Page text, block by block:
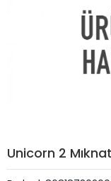
Unicorn 2